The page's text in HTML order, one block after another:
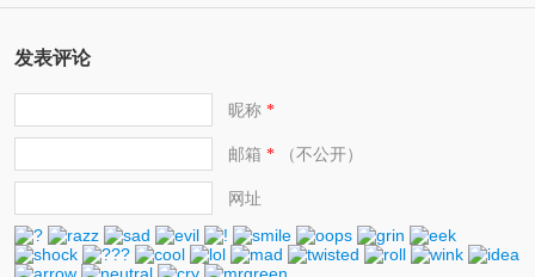
发表评论
昵称*
邮箱 *（不公开）
网址